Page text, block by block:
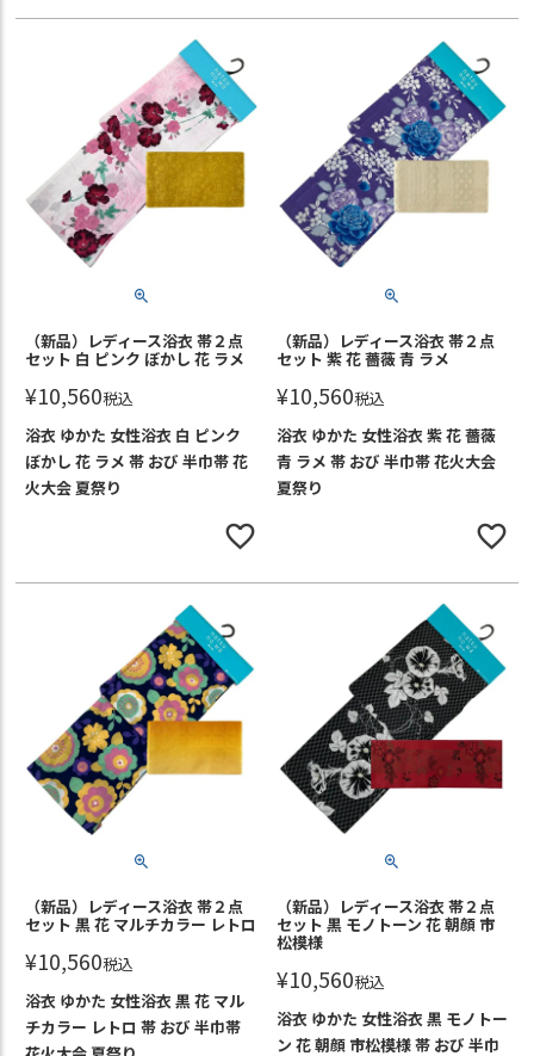
（新品）レディース浴衣 帯２点
セット 白 ピンク ぼかし 花 ラメ
¥10,560税込
浴衣 ゆかた 女性浴衣 白 ピンク
ぼかし 花 ラメ 帯 おび 半巾帯 花
火大会 夏祭り
（新品）レディース浴衣 帯２点
セット 紫 花 薔薇 青 ラメ
¥10,560税込
浴衣 ゆかた 女性浴衣 紫 花 薔薇
青 ラメ 帯 おび 半巾帯 花火大会
夏祭り
（新品）レディース浴衣 帯２点
セット 黒 花 マルチカラー レトロ
¥10,560税込
浴衣 ゆかた 女性浴衣 黒 花 マル
チカラー レトロ 帯 おび 半巾帯
（新品）レディース浴衣 帯２点
セット 黒 モノトーン 花 朝顔 市
松模様
¥10,560税込
浴衣 ゆかた 女性浴衣 黒 モノトー
ン 花 朝顔 市松模様 帯 おび 半巾